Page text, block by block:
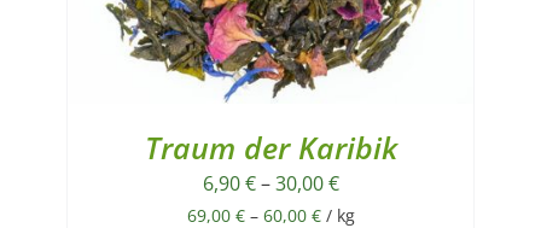
Traum der Karibik
6,90€–30,00€
69,00 €– 60,00 €/ kg